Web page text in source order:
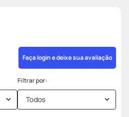
Faça login e deixe sua avaliação
Todos